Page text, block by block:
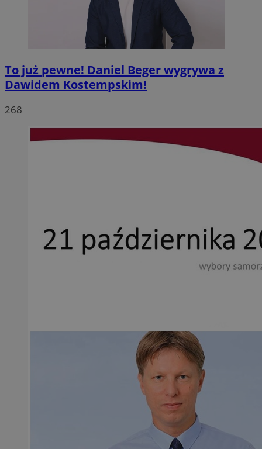
To już pewne! Daniel Beger wygrywa z
Dawidem Kostempskim!
268